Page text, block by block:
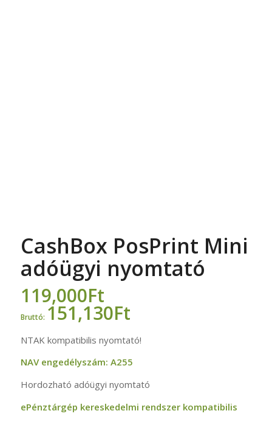
CashBox PosPrint Mini
adóügyi nyomtató
119,000Ft
Bruttó: 151,130Ft
NTAK kompatibilis nyomtató!
NAV engedélyszám: A255
Hordozható adóügyi nyomtató
ePénztárgép kereskedelmi rendszer kompatibilis